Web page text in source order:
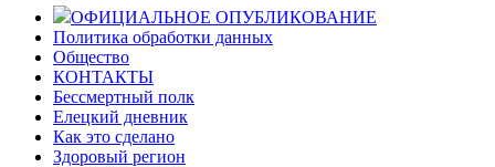
ОФИЦИАЛЬНОЕ ОПУБЛИКОВАНИЕ
Политика обработки данных
Общество
КОНТАКТЫ
Бессмертный полк
Елецкий дневник
Как это сделано
Здоровый регион